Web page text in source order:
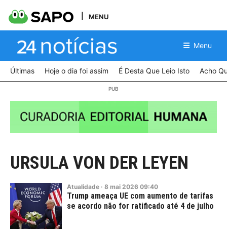
MENU
Menu
Últimas Hoje o dia foi assim É Desta Que Leio Isto Acho
URSULA VON DER LEYEN
Atualidade · 8 mai 2026 09:40
Trump ameaça UE com aumento de tarifas
se acordo não for ratificado até 4 de julho